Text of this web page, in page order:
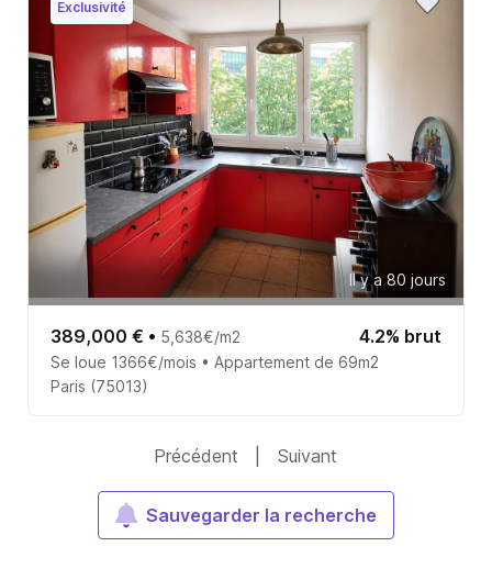
Exclusivité
Il y a 80 jours
389,000 € • 5,638€/m2 4.2% brut
Se loue 1366€/mois • Appartement de 69m2
Paris (75013)
Précédent Suivant
Sauvegarder la recherche